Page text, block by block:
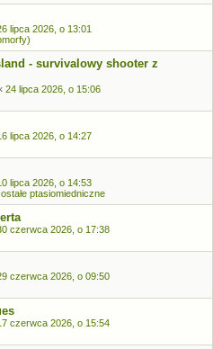
lipca 2026, o 13:01
- survivalowy shooter z
24 lipca 2026, o 15:06
lipca 2026, o 14:27
lipca 2026, o 14:53
ptasiomiedniczne
czerwca 2026, o 17:38
czerwca 2026, o 09:50
czerwca 2026, o 15:54